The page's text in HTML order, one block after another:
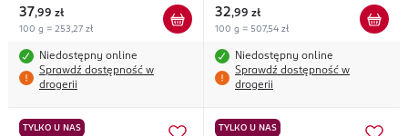
37,99 zł
100 g = 253,27 zł
Niedostępny online
Sprawdź dostępność w
drogerii
32,99 zł
100 g = 507,54 zł
Niedostępny online
Sprawdź dostępność w
drogerii
TYLKO U NAS TYLKO U NAS